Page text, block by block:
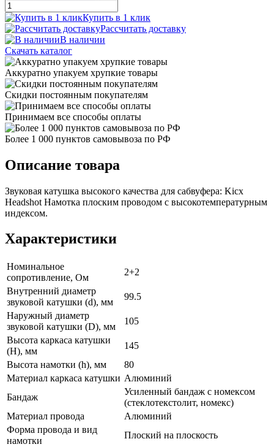
Купить в 1 клик
Рассчитать доставку
В наличии
Скачать каталог
Аккуратно упакуем хрупкие товары
Скидки постоянным покупателям
Принимаем все способы оплаты
Более 1 000 пунктов самовывоза по РФ
Описание товара
Звуковая катушка высокого качества для сабвуфера: Kicx
Headshot Намотка плоским проводом с высокотемпературным
индексом.
Характеристики
Номинальное
сопротивление, Ом
2+2
Внутренний диаметр
звуковой катушки (d), мм
99.5
Наружный диаметр
звуковой катушки (D), мм
105
Высота каркаса катушки
(H), мм
145
Высота намотки (h), мм
80
Материал каркаса катушки Алюминий
Бандаж
Усиленный бандаж с номексом
(стеклотекстолит, номекс)
Материал провода
Алюминий
Форма провода и вид
намотки
Плоский на плоскость